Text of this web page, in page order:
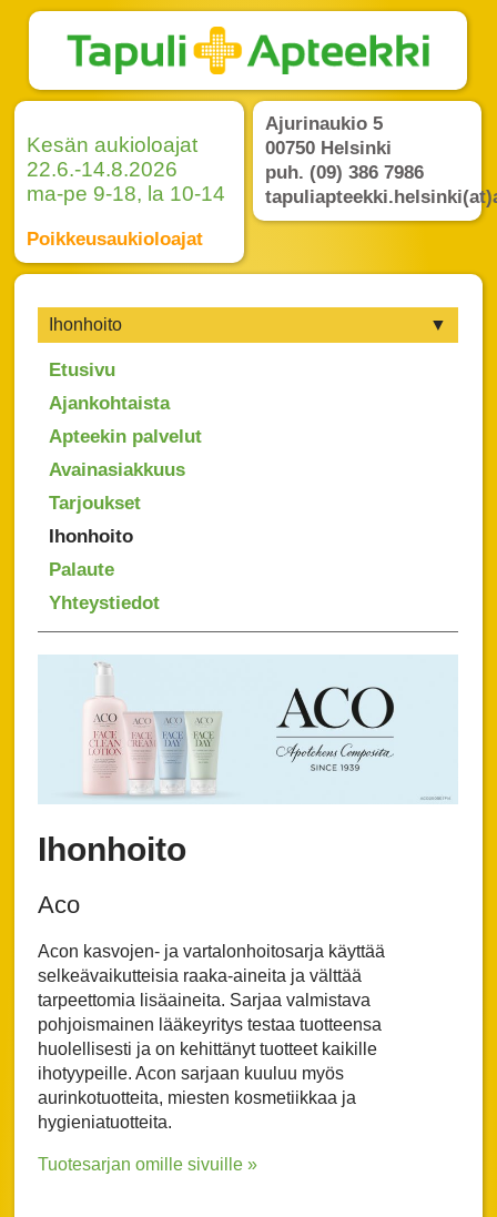
Kesän aukioloajat
22.6.-14.8.2026
ma-pe 9-18, la 10-14
Poikkeusaukioloajat
Ajurinaukio 5
00750 Helsinki
puh. (09) 386 7986
Ihonhoito
Etusivu
Ajankohtaista
Apteekin palvelut
Avainasiakkuus
Tarjoukset
Ihonhoito
Palaute
Yhteystiedot
Ihonhoito
Aco
Acon kasvojen- ja vartalonhoitosarja käyttää
selkeävaikutteisia raaka-aineita ja välttää
tarpeettomia lisäaineita. Sarjaa valmistava
pohjoismainen lääkeyritys testaa tuotteensa
huolellisesti ja on kehittänyt tuotteet kaikille
ihotyypeille. Acon sarjaan kuuluu myös
aurinkotuotteita, miesten kosmetiikkaa ja
hygieniatuotteita.
Tuotesarjan omille sivuille »